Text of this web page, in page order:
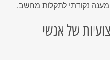
מענה נקודתי לתקלות מחשב.
של אנשי